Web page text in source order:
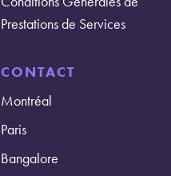
Prestations de Services
CONTACT
Montréal
Paris
Bangalore